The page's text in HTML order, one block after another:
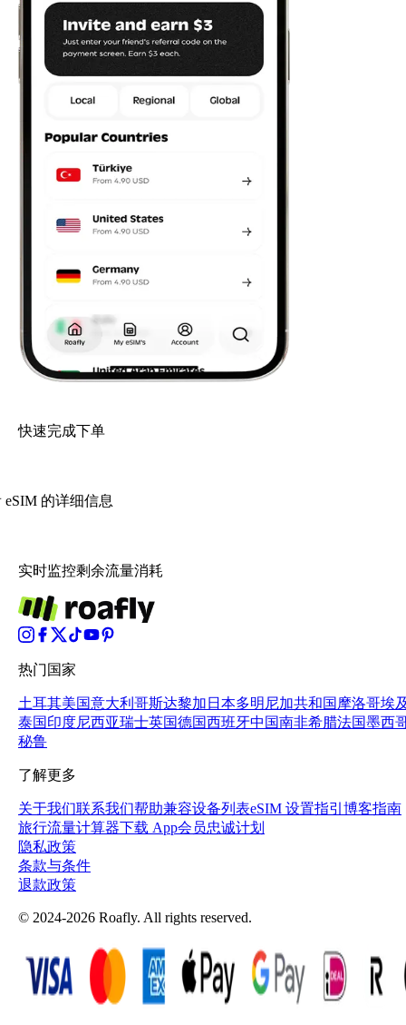
快速完成下单
eSIM 的详细信息
实时监控剩余流量消耗
热门国家
土耳其美国意大利 哥斯达黎加 日本多明尼加共和国 摩洛哥埃
泰国印度尼西亚瑞士英国德国西班牙中国南非希腊法国墨西
秘鲁
了解更多
关于我们联系我们帮助兼容设备列表eSIM 设置指引 博客指南
旅行流量计算器下载 App会员忠诚计划
隐私政策
条款与条件
退款政策
© 2024-2026 Roafly. All rights reserved.